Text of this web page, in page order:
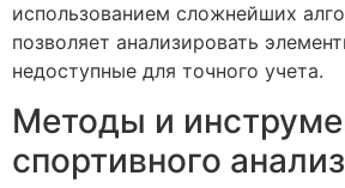
использованием сложнейших
позволяет анализировать
недоступные для точного учета.
Методы и
спортивного